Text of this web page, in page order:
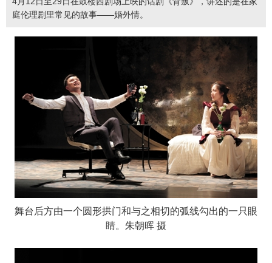
庭伦理剧里常见的故事——婚外情。
舞台后方由一个圆形拱门和与之相切的弧线勾出的一只眼
睛。朱朝晖 摄